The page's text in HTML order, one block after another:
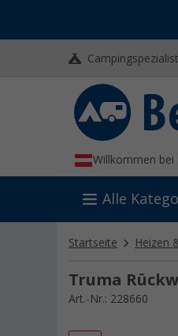
Willkommen bei
Alle
Startseite Heizen
Truma
Art.-Nr.: 228660